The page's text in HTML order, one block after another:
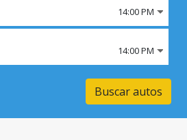
14:00 PM
14:00 PM
Buscar autos